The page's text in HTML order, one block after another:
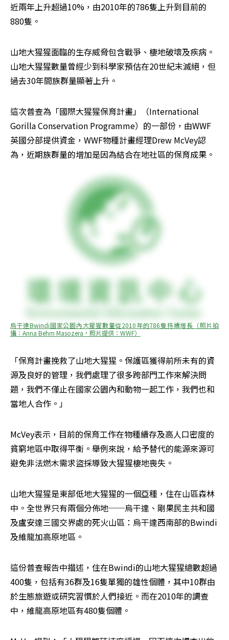
近兩年上升超過10%，由2010年的786隻上升到目前的
880隻。
山地大猩猩面臨的生存威脅包含戰爭、棲地破壞及疾病。
山地大猩猩數量曾經少到科學家預估在20世紀末滅絕，但
過去30年間族群量顯著上升。
這次普查為「國際大猩猩保育計畫」（International
Gorilla Conservation Programme）的一部份，由WWF
英國分部提供資金，WWF物種計畫經理Drew McVey認
為，近期族群量的增加是因為結合在地社區的保育成果。
烏干達Bwindi國家公園內大猩猩數量從2010年的786隻持續增長（照片拍
攝：Anna Behm Masozera，照片提供：WWF）
「保育計畫挽救了山地大猩猩。保護區獲得前所未有的資
源及良好的管理，我們處理了很多跨部門工作來解決問
題，我們不僅止在國家公園內和動物一起工作，我們也和
當地人合作。」
McVey表示，目前的保育工作在物種續存及高人口密度的
貧窮地區中取得平衡。舉例來說，給予替代的能源來源可
避免非法燃木需求盜採導致大猩猩棲地喪失。
山地大猩猩是東部低地大猩猩的一個亞種，住在山區森林
中。全世界只有兩個分佈地──烏干達、剛果民主共和國
及盧安達三國交界處的死火山區：烏干達西南部的Bwindi
及維龍加高原地區。
這份普查報告中描述，住在Bwindi的山地大猩猩總數超過
400隻，包括有36群及16隻單獨的雄性個體，其中10群由
於生態旅遊或研究習慣於人們接近。而在2010年的調查
中，維龍高原地區有480隻個體。